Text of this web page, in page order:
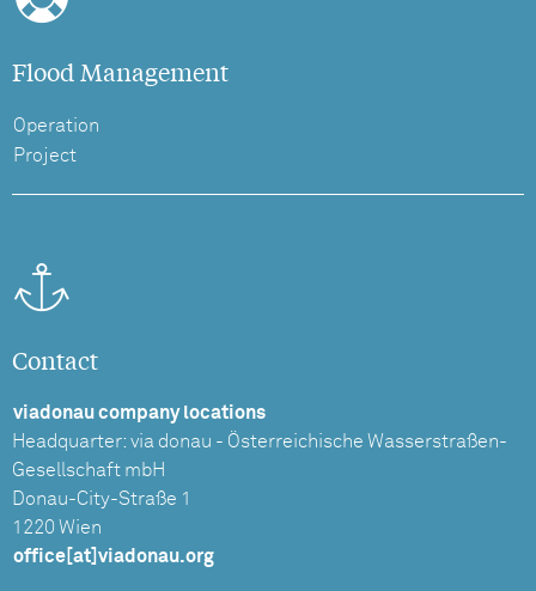
Flood Management
Operation
Project
Contact
viadonau company locations
Headquarter: via donau - Österreichische Wasserstraßen-
Gesellschaft mbH
Donau-City-Straße 1
1220 Wien
office[at]viadonau.org